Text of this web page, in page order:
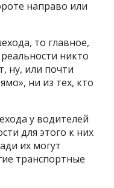
направо или
то главное,
никто
ну, или почти
ни из тех, кто
у водителей
для этого к них
их могут
транспортные